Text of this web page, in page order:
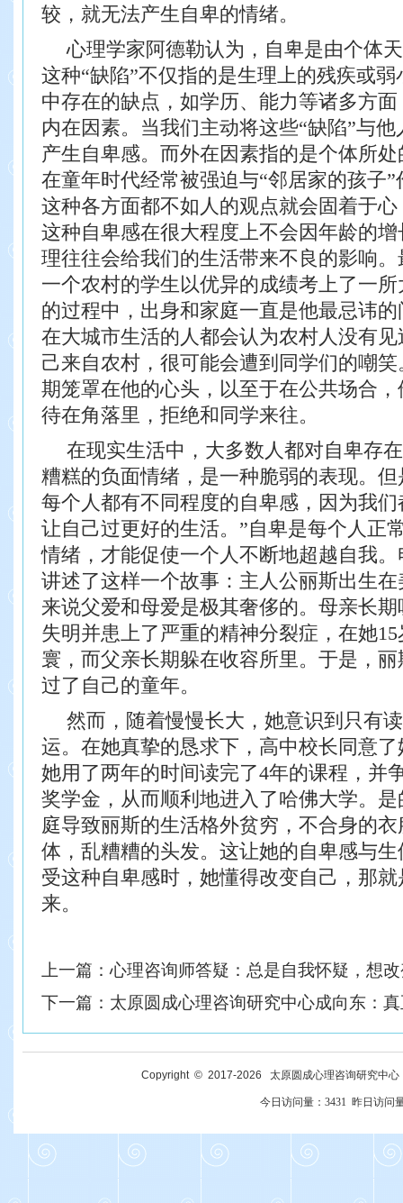
较，就无法产生自卑的情绪。
心理学家阿德勒认为，自卑是由个体
这种“缺陷”不仅指的是生理上的残疾或弱
中存在的缺点，如学历、能力等诸多方面
内在因素。当我们主动将这些“缺陷”与他
产生自卑感。 而外在因素指的是个体所
在童年时代经常被强迫与“邻居家的孩子
这种各方面都不如人的观点就会固着于
这种自卑感在很大程度上不会因年龄的
理往往会给我们的生活带来不良的影响。
一个农村的学生以优异的成绩考上了一所
的过程中，出身和家庭一直是他最忌讳的
在大城市生活的人都会认为农村人没有
己来自农村，很可能会遭到同学们的嘲笑
期笼罩在他的心头，以至于在公共场合，
待在角落里，拒绝和同学来往。
在现实生活中，大多数人都对自卑存
糟糕的负面情绪，是一种脆弱的表现。
每个人都有不同程度的自卑感，因为我
让自己过更好的生活。”自卑是每个人正
情绪，才能促使一个人不断地超越自我。
讲述了这样一个故事： 主人公丽斯出生
来说父爱和母爱是极其奢侈的。母亲长
失明并患上了 严重的精神分裂症，在她
寰，而父亲长期躲在收容所里。于是，
过了自己的童年。
然而，随着慢慢长大，她意识到只有
运。在她真挚的恳求下，高中校长同意
她用了两年的时间读完了4年的课程，并
奖学金，从而顺利地进入了哈佛大学。 是
庭导致丽斯的生活格外贫穷，不合身的
体，乱糟糟的头发。这让她的自卑感与
受这种自卑感时，她懂得改变自己，那
来。
上一篇：心理咨询师答疑：总是自我怀疑，想
下一篇： 太原圆成心理咨询研究中心成向东：
Copyright © 2017-2026 太原圆成心理咨询研究中
今日访问量： 3431 昨日访问